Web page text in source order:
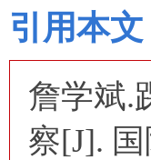
引用本
詹学斌.
察[J].